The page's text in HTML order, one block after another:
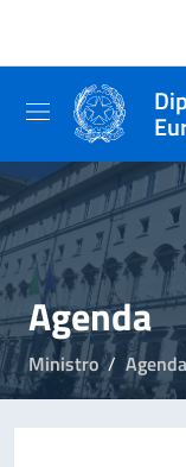
Agenda
Ministro Agenda